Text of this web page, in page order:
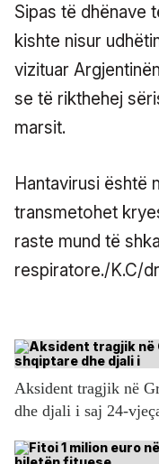
Sipas të dhënave
kishte nisur
vizituar
se të rikthehej
marsit.
Hantavirusi është
transmetohet
raste mund të
respiratore./K.C/
Aksident tragjik në
dhe djali i saj 24-